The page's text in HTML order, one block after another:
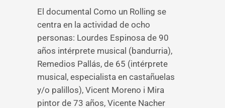
El documental Como un Rolling se
centra en la actividad de ocho
personas: Lourdes Espinosa de 90
años intérprete musical (bandurria),
Remedios Pallás, de 65 (intérprete
musical, especialista en castañuelas
y/o palillos), Vicent Moreno i Mira
pintor de 73 años, Vicente Nacher